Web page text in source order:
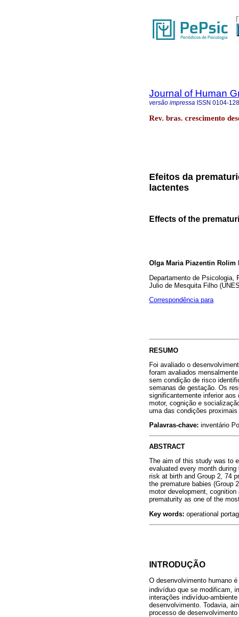
Journal of Human
versão impressa ISSN 0104-
Rev. bras. crescimento
Efeitos da
lactentes
Effects of the
Olga Maria Piazentin
Departamento de Psicologia,
Julio de Mesquita Filho
Correspondência para
RESUMO
Foi avaliado o
foram avaliados
sem condição de risco
semanas de gestação. Os
significantemente inferior
motor, cognição e
uma das condições
Palavras-chave: inventário
ABSTRACT
The aim of this study was to
evaluated every month
risk at birth and Group 2, 74
the premature babies (Group
motor development,
prematurity as one of the
Key words: operational
INTRODUÇÃO
O desenvolvimento humano
indivíduo que se modificam,
interações indivíduo-
desenvolvimento. Todavia,
processo de